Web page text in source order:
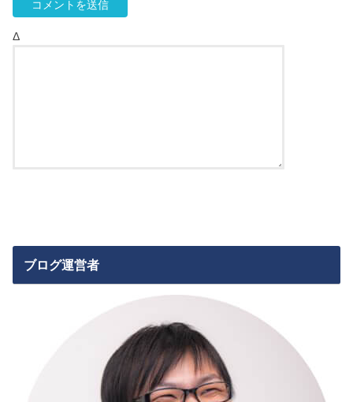
Δ
ブログ運営者